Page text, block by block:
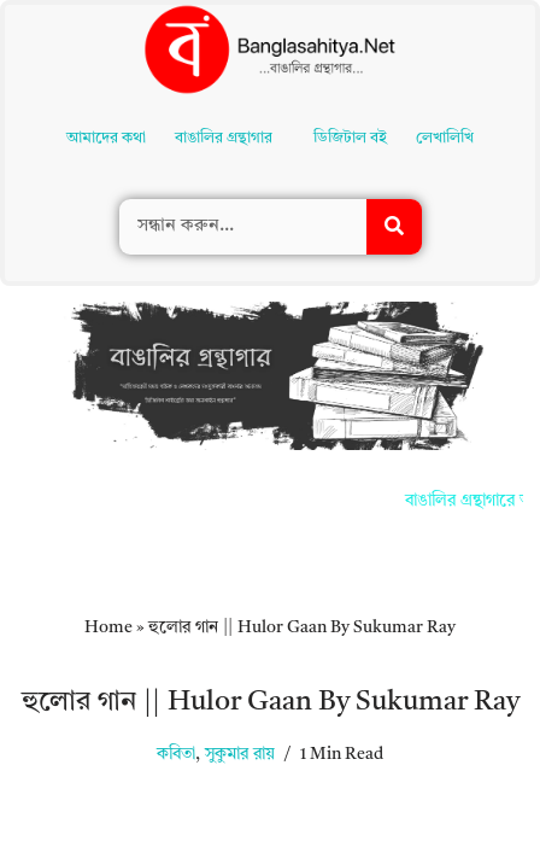
Contentআমাদের কথা বাঙালির গ্রন্থাগার ডিজিটাল বই লেখালিখি
বাঙালির গ্রন্থাগারে
Home »হুলোর গান || Hulor Gaan By Sukumar Ray
হুলোর গান || Hulor Gaan By Sukumar Ray
কবিতা, সুকুমার রায় 1 Min Read